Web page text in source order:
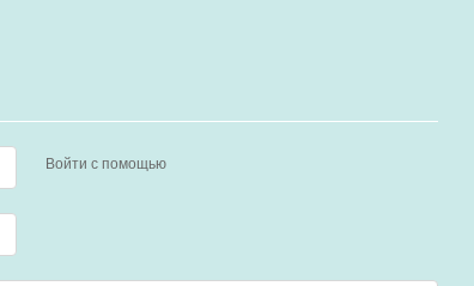
Войти с помощью